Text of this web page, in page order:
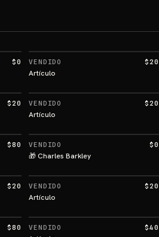
$0 VENDIDO $20
Artículo
$20 VENDIDO $20
Artículo
$80 VENDIDO $0
🎁 Charles Barkley
$20 VENDIDO $20
Artículo
$80 VENDIDO $40